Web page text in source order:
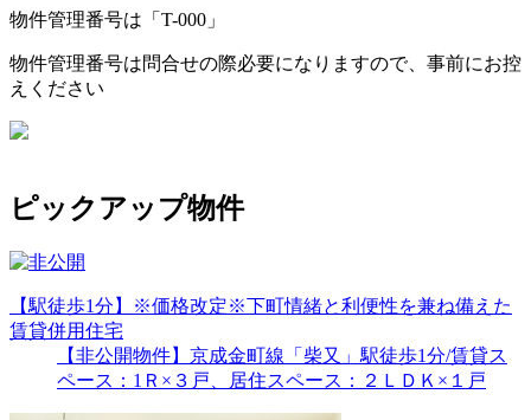
物件管理番号は「 T-000 」
物件管理番号は問合せの際必要になりますので、事前にお控
えください
ピックアップ物件
【駅徒歩1分】※価格改定※下町情緒と利便性を兼ね備えた
賃貸併用住宅
【非公開物件】京成金町線「柴又」駅徒歩1分/賃貸ス
ペース：1Ｒ×３戸、居住スペース：２ＬＤＫ×１戸